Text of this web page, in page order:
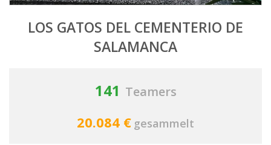
LOS GATOS DEL CEMENTERIO DE
SALAMANCA
141 Teamers
20.084 € gesammelt